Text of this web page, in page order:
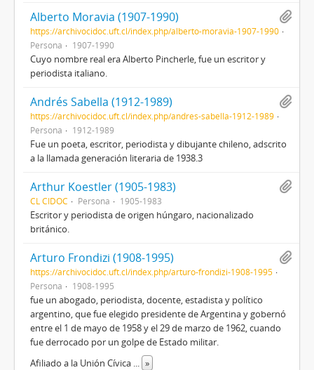
Alberto Moravia (1907-1990)
https://archivocidoc.uft.cl/index.php/alberto-moravia-1907-1990
Persona
1907-1990
Cuyo nombre real era Alberto Pincherle, fue un escritor y
periodista italiano.
Andrés Sabella (1912-1989)
https://archivocidoc.uft.cl/index.php/andres-sabella-1912-1989
Persona
1912-1989
Fue un poeta, escritor, periodista y dibujante chileno, adscrito
a la llamada generación literaria de 1938.3​
Arthur Koestler (1905-1983)
CL CIDOC Persona 1905-1983
Escritor y periodista de origen húngaro, nacionalizado
británico.
Arturo Frondizi (1908-1995)
https://archivocidoc.uft.cl/index.php/arturo-frondizi-1908-1995
Persona
1908-1995
fue un abogado, periodista, docente, estadista y político
argentino, que fue elegido presidente de Argentina y gobernó
entre el 1 de mayo de 1958 y el 29 de marzo de 1962, cuando
fue derrocado por un golpe de Estado militar.
Afiliado a la Unión Cívica ... »